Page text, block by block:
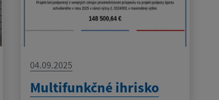
04.09.2025
Multifunkčné ihrisko